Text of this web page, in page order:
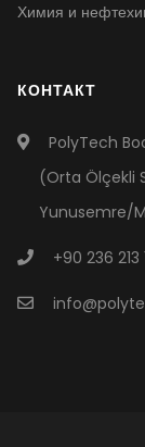
Химия и
КОНТАКТ
PolyTech
(Orta Ölçekli
Yunusemre/
+90 236 213